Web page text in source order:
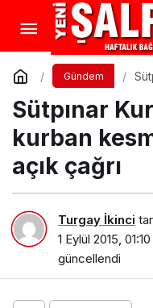
Gündem
Sütpınar
kurban
açık çağrı
Turgay İkinci
1 Eylül 2015, 01:10
güncellendi